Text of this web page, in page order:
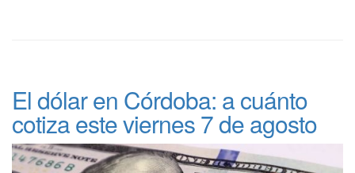
El dólar en Córdoba: a cuánto
cotiza este viernes 7 de agosto